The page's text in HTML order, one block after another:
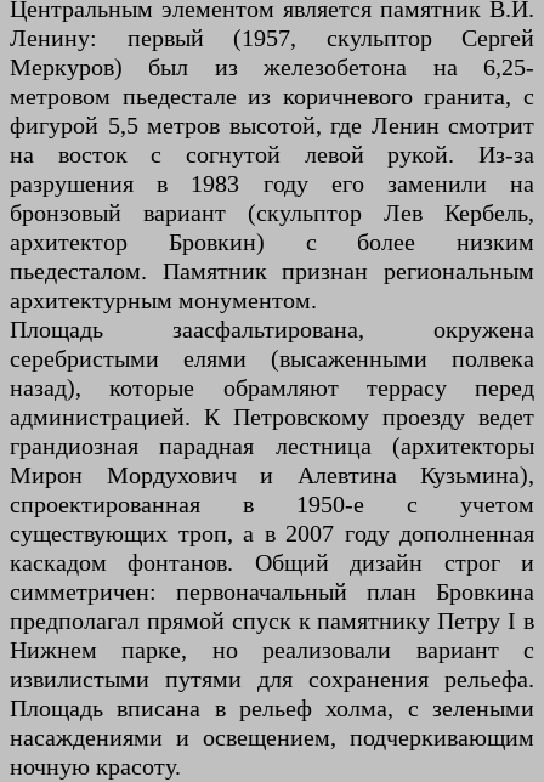
Центральным элементом является памятник В.И.
Ленину: первый (1957, скульптор Сергей
Меркуров) был из железобетона на 6,25-
метровом пьедестале из коричневого гранита, с
фигурой 5,5 метров высотой, где Ленин смотрит
на восток с согнутой левой рукой. Из-за
разрушения в 1983 году его заменили на
бронзовый вариант (скульптор Лев Кербель,
архитектор Бровкин) с более низким
пьедесталом. Памятник признан региональным
архитектурным монументом.
Площадь заасфальтирована, окружена
серебристыми елями (высаженными полвека
назад), которые обрамляют террасу перед
администрацией. К Петровскому проезду ведет
грандиозная парадная лестница (архитекторы
Мирон Мордухович и Алевтина Кузьмина),
спроектированная в 1950-е с учетом
существующих троп, а в 2007 году дополненная
каскадом фонтанов. Общий дизайн строг и
симметричен: первоначальный план Бровкина
предполагал прямой спуск к памятнику Петру I в
Нижнем парке, но реализовали вариант с
извилистыми путями для сохранения рельефа.
Площадь вписана в рельеф холма, с зелеными
насаждениями и освещением, подчеркивающим
ночную красоту.